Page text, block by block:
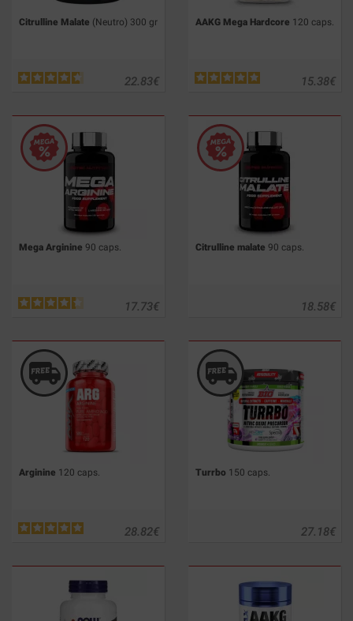
Citrulline Malate (Neutro) 300 gr
€
22.83
AAKG Mega Hardcore 120 caps.
€
15.38
Mega Arginine 90 caps.
€
17.73
Citrulline malate 90 caps.
€
18.58
Arginine 120 caps.
€
28.82
Turrbo 150 caps.
€
27.18